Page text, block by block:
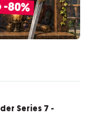
Series 7 -